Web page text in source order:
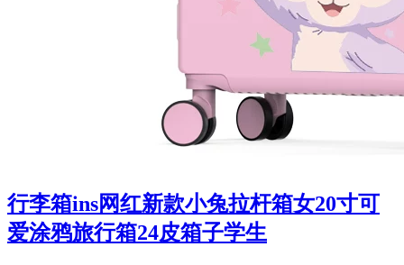
行李箱ins网红新款小兔拉杆箱女20寸可
爱涂鸦旅行箱24皮箱子学生